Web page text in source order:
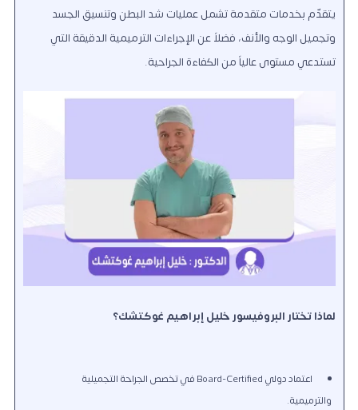
يتقدّم بخدمات متقدمة تشمل عمليات شد البطن وتنسيق الجسد
وتجميل الوجه والأنف، فضلاً عن الإجراءات الترميمية الدقيقة التي
تستدعي مستوى عالياً من الكفاءة الجراحية.
لماذا تختار البروفيسور خليل إبراهيم غوكتشك؟
اعتماد دولي Board-Certified في تخصص الجراحة التجميلية
والترميمية.